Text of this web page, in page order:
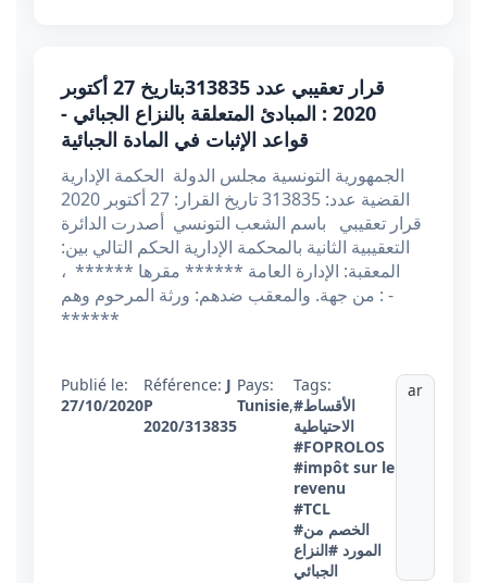
قرار تعقيبي عدد 313835بتاريخ 27 أكتوبر
2020 : المبادئ المتعلقة بالنزاع الجبائي -
قواعد الإثبات في المادة الجبائية
الجمهورية التونسية مجلس الدولة الحكمة الإدارية
القضية عدد: 313835 تاريخ القرار: 27 أكتوبر 2020
قرار تعقيبي باسم الشعب التونسي أصدرت الدائرة
التعقيبية الثانية بالمحكمة الإدارية الحكم التالي بين:
المعقبة: الإدارة العامة ****** مقرها ****** ،
من جهة. والمعقب ضدهم: ورثة المرحوم وهم : -
******
Publié le:
27/10/2020
Référence: J
P
2020/313835
Pays:
Tunisie,
Tags:
#الأقساط
الاحتياطية
#FOPROLOS
#impôt sur le
revenu
#TCL
#الخصم من
المورد #النزاع
الجبائي
ar